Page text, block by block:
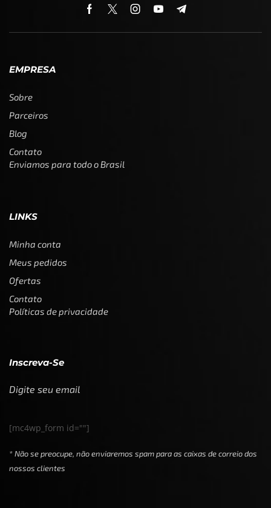
EMPRESA
Sobre
Parceiros
Blog
Contato
Enviamos para todo o Brasil
LINKS
Minha conta
Meus pedidos
Ofertas
Contato
Políticas de privacidade
Inscreva-Se
Digite seu email
[mc4wp_form id=""]
* Não se preocupe, não enviaremos spam para as caixas de correio dos
nossos clientes